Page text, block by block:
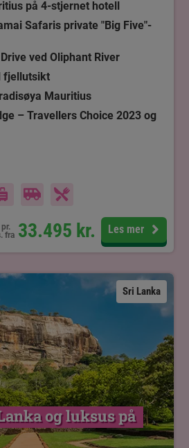
på 4-stjernet hotell
Safaris private "Big Five"-
ved Oliphant River
fjellutsikt
Mauritius
– Travellers Choice 2023 og
fra 33.495 kr. Les mer
Sri Lanka
og luksus på